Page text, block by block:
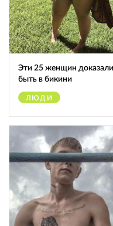
Эти 25 женщин
быть в бикини
ЛЮДИ